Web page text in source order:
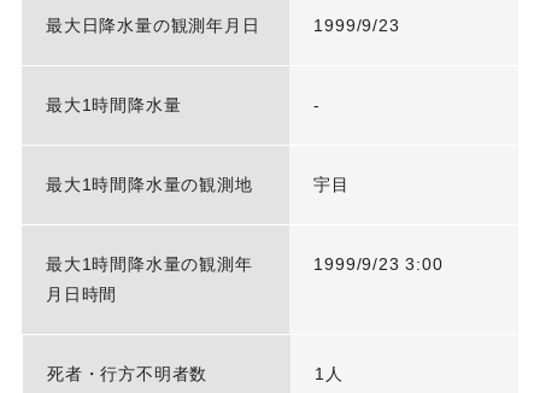
最大日降水量の観測年月日 1999/9/23
最大1時間降水量 -
最大1時間降水量の観測地 宇目
最大1時間降水量の観測年
月日時間
1999/9/23 3:00
死者・行方不明者数 1人